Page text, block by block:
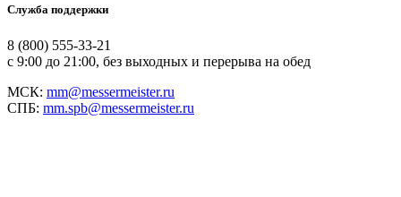
Служба поддержки
8 (800) 555-33-21
с 9:00 до 21:00, без выходных и перерыва на обед
МСК: mm@messermeister.ru
СПБ: mm.spb@messermeister.ru